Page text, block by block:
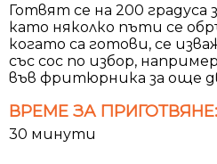
Готвят се на 200 градуса
като няколко пъти се
когато са готови, се
със сос по избор,
във фритюрника за още
ВРЕМЕ ЗА ПРИГОТВЯНЕ:
30 минути